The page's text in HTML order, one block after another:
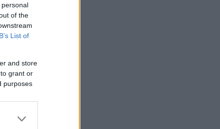
of the
List of
and store
grant or
purposes